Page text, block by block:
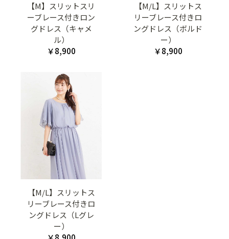
【M】スリットスリ
ーブレース付きロン
グドレス（キャメ
ル）
￥8,900
【M/L】スリットス
リーブレース付きロ
ングドレス（ボルド
ー）
￥8,900
【M/L】スリットス
リーブレース付きロ
ングドレス（Lグレ
ー）